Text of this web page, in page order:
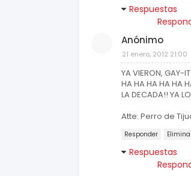
Respuestas
Anónimo
21 enero, 2012 21:00
YA VIERON, GAY-
HA HA HA HA HA
LA DECADA!! YA
Atte: Perro de
Responder
Respuestas